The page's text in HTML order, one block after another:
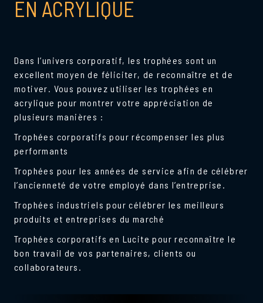
EN ACRYLIQUE
Dans l’univers corporatif, les trophées sont un
excellent moyen de féliciter, de reconnaître et de
motiver. Vous pouvez utiliser les trophées en
acrylique pour montrer votre appréciation de
plusieurs manières :
Trophées corporatifs pour récompenser les plus
performants
Trophées pour les années de service afin de célébrer
l’ancienneté de votre employé dans l’entreprise.
Trophées industriels pour célébrer les meilleurs
produits et entreprises du marché
Trophées corporatifs en Lucite pour reconnaître le
bon travail de vos partenaires, clients ou
collaborateurs.